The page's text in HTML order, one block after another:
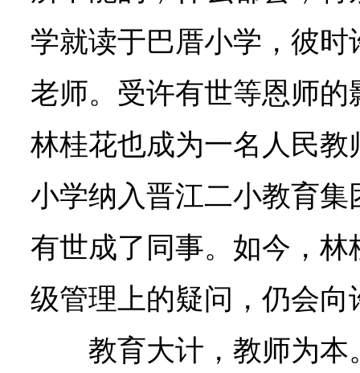
学就读于巴厝小学，彼
老师。受许有世等恩师
林桂花也成为一名人民
小学纳入晋江二小教育
有世成了同事。如今，
级管理上的疑问，仍会向
教育大计，教师为